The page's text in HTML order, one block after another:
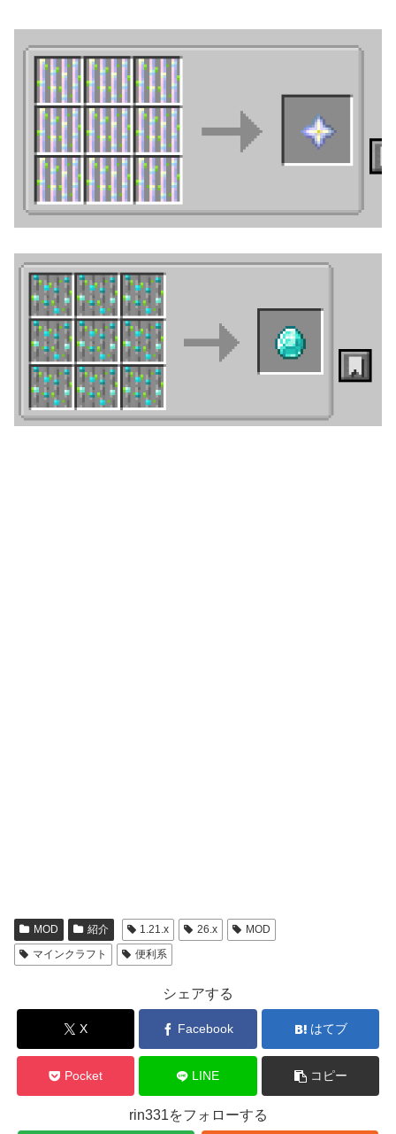
MOD 紹介 1.21.x 26.x
MOD
マインクラフト
便利系
シェアする
X Facebook はてブ
Pocket LINE コピー
rin331をフォローする